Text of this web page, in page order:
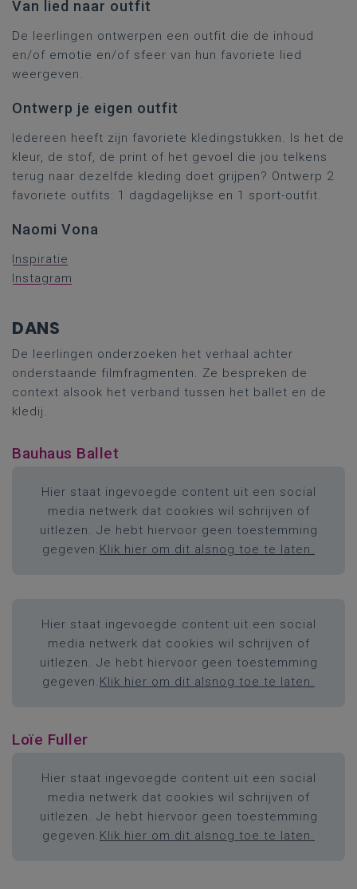
Van lied naar outfit
De leerlingen ontwerpen een outfit die de inhoud
en/of emotie en/of sfeer van hun favoriete lied
weergeven.
Ontwerp je eigen outfit
Iedereen heeft zijn favoriete kledingstukken. Is het de
kleur, de stof, de print of het gevoel die jou telkens
terug naar dezelfde kleding doet grijpen? Ontwerp 2
favoriete outfits: 1 dagdagelijkse en 1 sport-outfit.
Naomi Vona
Inspiratie
Instagram
DANS
De leerlingen onderzoeken het verhaal achter
onderstaande filmfragmenten. Ze bespreken de
context alsook het verband tussen het ballet en de
kledij.
Bauhaus Ballet
Hier staat ingevoegde content uit een social
media netwerk dat cookies wil schrijven of
uitlezen. Je hebt hiervoor geen toestemming
gegeven. Klik hier om dit alsnog toe te laten.
Hier staat ingevoegde content uit een social
media netwerk dat cookies wil schrijven of
uitlezen. Je hebt hiervoor geen toestemming
gegeven. Klik hier om dit alsnog toe te laten.
Loïe Fuller
Hier staat ingevoegde content uit een social
media netwerk dat cookies wil schrijven of
uitlezen. Je hebt hiervoor geen toestemming
gegeven. Klik hier om dit alsnog toe te laten.